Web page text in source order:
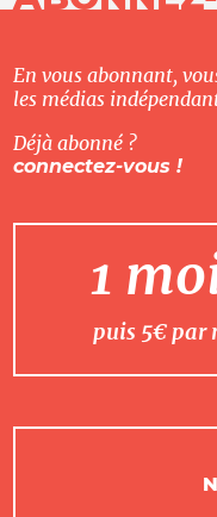
En vous abonnant,
les médias
Déjà abonné ?
connectez-vous !
1
puis 5€ par